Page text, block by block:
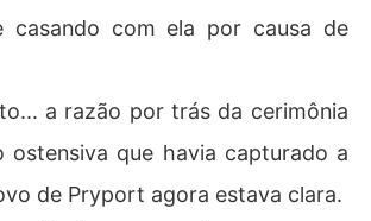
casando com ela por causa de
a razão por trás da cerimônia
ostensiva que havia capturado a
de Pryport agora estava clara.